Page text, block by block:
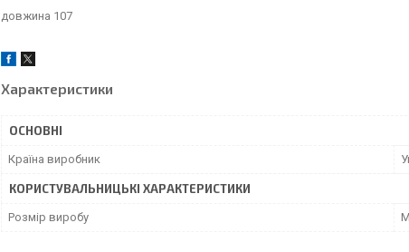
довжина 107
Характеристики
ОСНОВНІ
Країна виробник
КОРИСТУВАЛЬНИЦЬКІ ХАРАКТЕРИСТИКИ
Розмір виробу M